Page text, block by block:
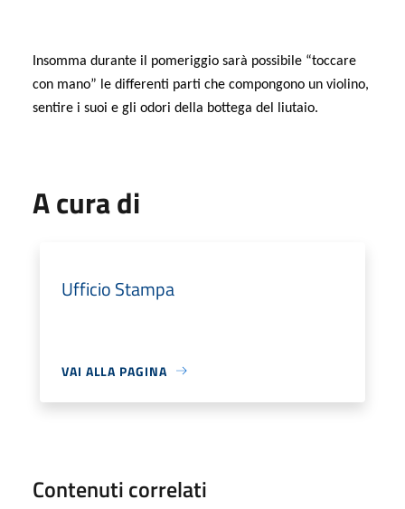
Insomma durante il pomeriggio sarà possibile “toccare
con mano” le differenti parti che compongono un violino,
sentire i suoi e gli odori della bottega del liutaio.
A cura di
Ufficio Stampa
VAI ALLA PAGINA
Contenuti correlati